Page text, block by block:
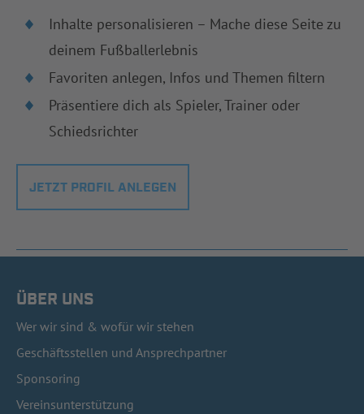
Inhalte personalisieren – Mache diese Seite zu
deinem Fußballerlebnis
Favoriten anlegen, Infos und Themen filtern
Präsentiere dich als Spieler, Trainer oder
Schiedsrichter
JETZT PROFIL ANLEGEN
ÜBER UNS
Wer wir sind & wofür wir stehen
Geschäftsstellen und Ansprechpartner
Sponsoring
Vereinsunterstützung